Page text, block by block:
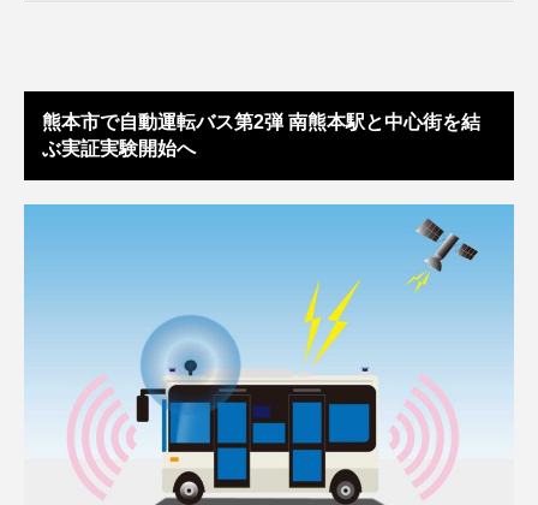
熊本市で自動運転バス第2弾 南熊本駅と中心街を結
ぶ実証実験開始へ